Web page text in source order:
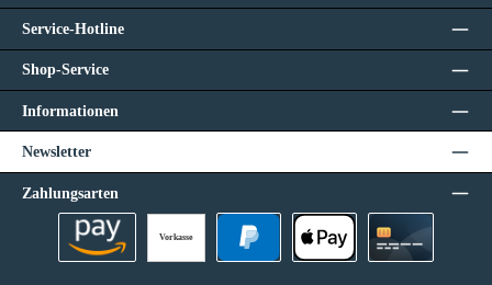
Service-Hotline
Shop-Service
Informationen
Newsletter
Zahlungsarten
Vorkasse